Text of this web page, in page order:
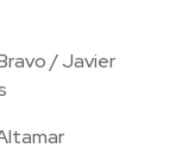
/ Javier